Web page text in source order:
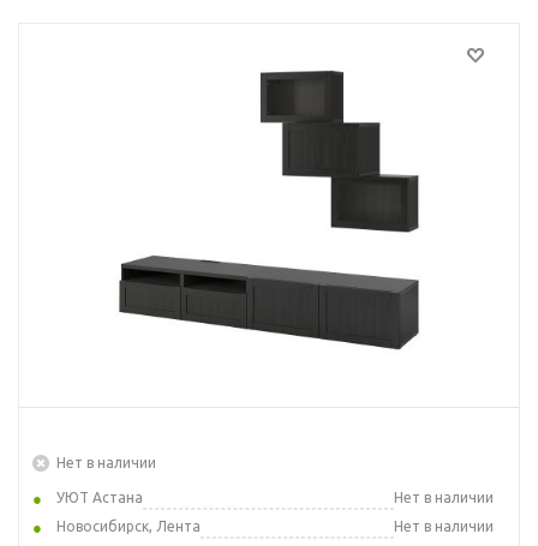
Нет в наличии
УЮТ Астана
Нет в наличии
Новосибирск, Лента
Нет в наличии